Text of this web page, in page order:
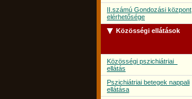
II.számú Gondozási központ
elérhetősége
Közösségi ellátások
Közösségi pszichiátriai
ellátás
Pszichiátriai betegek nappali
ellátása